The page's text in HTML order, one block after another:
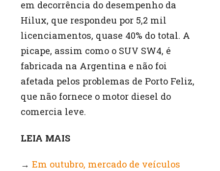
em decorrência do desempenho da
Hilux, que respondeu por 5,2 mil
licenciamentos, quase 40% do total. A
picape, assim como o SUV SW4, é
fabricada na Argentina e não foi
afetada pelos problemas de Porto Feliz,
que não fornece o motor diesel do
comercia leve.
LEIA MAIS
→Em outubro, mercado de veículos